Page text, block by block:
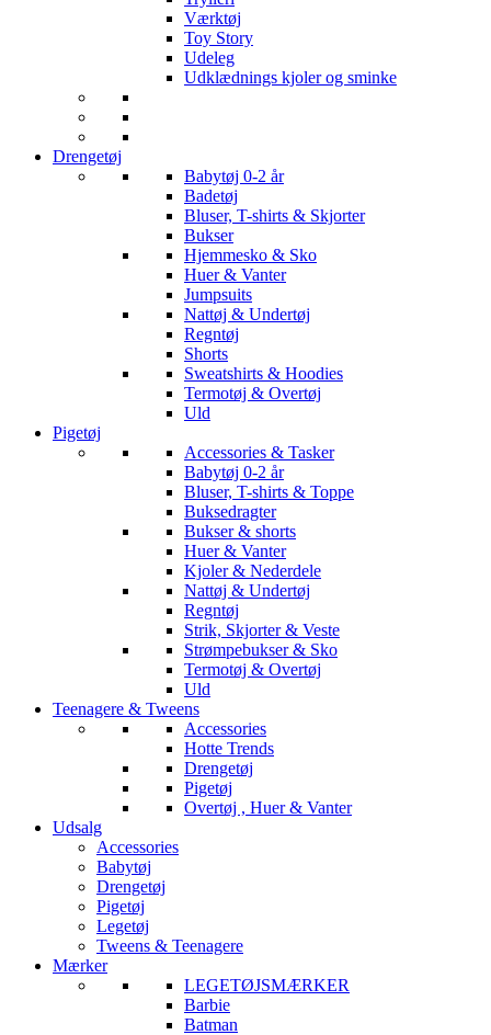
Værktøj
Toy Story
Udeleg
Udklædnings kjoler og sminke
Drengetøj
Babytøj 0-2 år
Badetøj
Bluser, T-shirts & Skjorter
Bukser
Hjemmesko & Sko
Huer & Vanter
Jumpsuits
Nattøj & Undertøj
Regntøj
Shorts
Sweatshirts & Hoodies
Termotøj & Overtøj
Uld
Pigetøj
Accessories & Tasker
Babytøj 0-2 år
Bluser, T-shirts & Toppe
Buksedragter
Bukser & shorts
Huer & Vanter
Kjoler & Nederdele
Nattøj & Undertøj
Regntøj
Strik, Skjorter & Veste
Strømpebukser & Sko
Termotøj & Overtøj
Uld
Teenagere & Tweens
Accessories
Hotte Trends
Drengetøj
Pigetøj
Overtøj , Huer & Vanter
Udsalg
Accessories
Babytøj
Drengetøj
Pigetøj
Legetøj
Tweens & Teenagere
Mærker
LEGETØJSMÆRKER
Barbie
Batman